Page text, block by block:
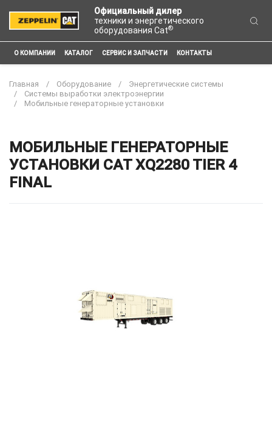
Официальный дилер
техники и энергетического
оборудования Cat®
О КОМПАНИИ КАТАЛОГ СЕРВИС И ЗАПЧАСТИ КОНТАКТЫ
Главная Оборудование
Энергетические системы
Системы выработки электроэнергии
Мобильные генераторные установки
МОБИЛЬНЫЕ ГЕНЕРАТОРНЫЕ
УСТАНОВКИ CAT XQ2280 TIER 4
FINAL